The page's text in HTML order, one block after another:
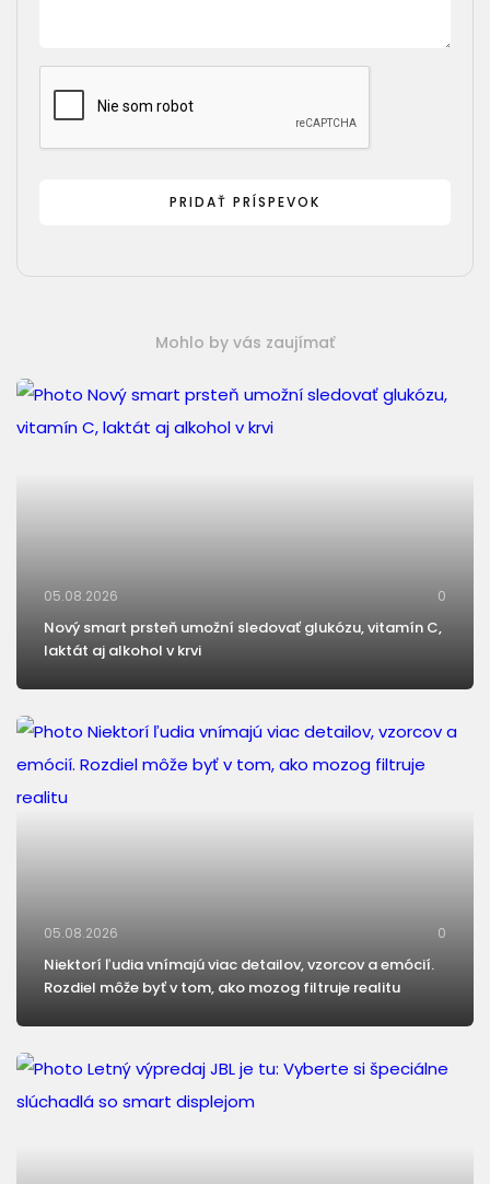
Mohlo by vás zaujímať
05.08.2026 0
Nový smart prsteň umožní sledovať glukózu, vitamín C,
laktát aj alkohol v krvi
05.08.2026 0
Niektorí ľudia vnímajú viac detailov, vzorcov a emócií.
Rozdiel môže byť v tom, ako mozog filtruje realitu